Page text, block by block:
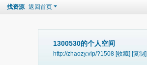
找资源 返回首页
1300530的个人空间
http://zhaozy.vip/?1508 [收藏] [复制]